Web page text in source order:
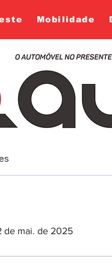
Mobilidade
de mai. de 2025